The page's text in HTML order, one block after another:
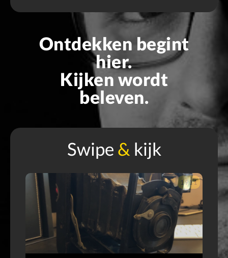
Ontdekken begint
hier.
Kijken wordt
beleven.
Swipe & kijk
1911